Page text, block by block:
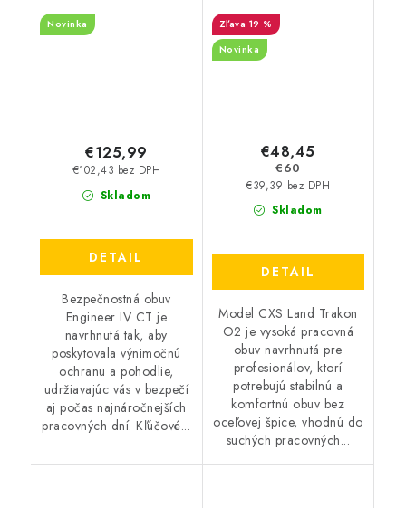
Engineer IV CT čierna
Novinka
Skladom
€102,43 bez DPH
€125,99
DETAIL
Bezpečnostná obuv
Engineer IV CT je
navrhnutá tak, aby
poskytovala výnimočnú
ochranu a pohodlie,
udržiavajúc vás v bezpečí
aj počas najnáročnejších
pracovných dní. Kľúčové...
Trakon O2
19 %
Novinka
Skladom
€39,39 bez DPH
€48,45
€60
DETAIL
Model CXS Land Trakon
O2 je vysoká pracovná
obuv navrhnutá pre
profesionálov, ktorí
potrebujú stabilnú a
komfortnú obuv bez
oceľovej špice, vhodnú do
suchých pracovných...